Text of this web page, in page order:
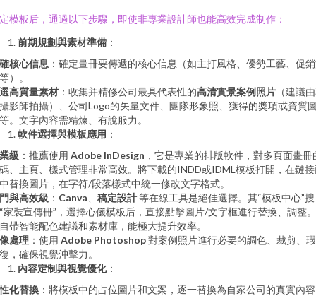
模板后，通過以下步驟，即使非專業設計師也能高效完成制作：
前期規劃與素材準備 ：
核心信息 ：確定畫冊要傳遞的核心信息（如主打風格、優勢工藝、促
）。
高質量素材 ：收集并精修公司最具代表性的高清實景案例照片 （建議
影師拍攝）、公司Logo的矢量文件、團隊形象照、獲得的獎項或資質
。文字內容需精煉、有說服力。
軟件選擇與模板應用 ：
級 ：推薦使用 Adobe InDesign ，它是專業的排版軟件，對多頁面畫冊
、主頁、樣式管理非常高效。將下載的INDD或IDML模板打開，在鏈
替換圖片，在字符/段落樣式中統一修改文字格式。
與高效級 ： Canva 稿定設計等在線工具是絕佳選擇。其“模板中心”搜
家裝宣傳冊”，選擇心儀模板后，直接點擊圖片/文字框進行替換、調整
帶智能配色建議和素材庫，能極大提升效率。
處理 ：使用 Adobe Photoshop對案例照片進行必要的調色、裁剪、
，確保視覺沖擊力。
內容定制與視覺優化：
化替換 ：將模板中的占位圖片和文案，逐一替換為自家公司的真實內